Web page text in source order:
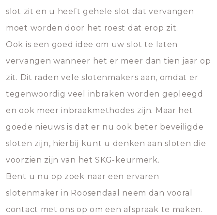
slot zit en u heeft gehele slot dat vervangen
moet worden door het roest dat erop zit.
Ook is een goed idee om uw slot te laten
vervangen wanneer het er meer dan tien jaar op
zit. Dit raden vele slotenmakers aan, omdat er
tegenwoordig veel inbraken worden gepleegd
en ook meer inbraakmethodes zijn. Maar het
goede nieuws is dat er nu ook beter beveiligde
sloten zijn, hierbij kunt u denken aan sloten die
voorzien zijn van het SKG-keurmerk.
Bent u nu op zoek naar een ervaren
slotenmaker in Roosendaal neem dan vooral
contact met ons op om een afspraak te maken.